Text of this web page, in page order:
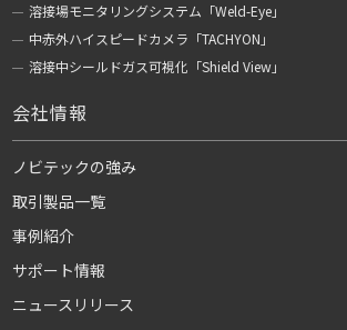
溶接場モニタリングシステム「Weld-Eye」
中赤外ハイスピードカメラ「TACHYON」
溶接中シールドガス可視化「Shield View」
会社情報
ノビテックの強み
取引製品一覧
事例紹介
サポート情報
ニュースリリース